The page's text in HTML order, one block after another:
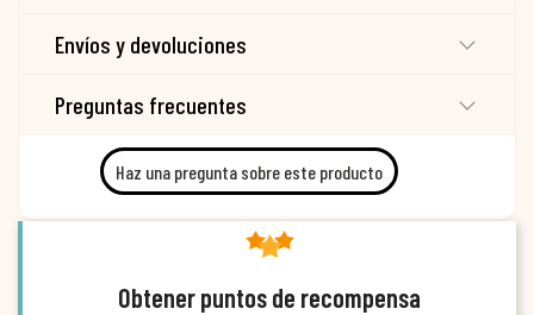
Envíos y devoluciones
Preguntas frecuentes
Haz una pregunta sobre este producto
Obtener puntos de recompensa